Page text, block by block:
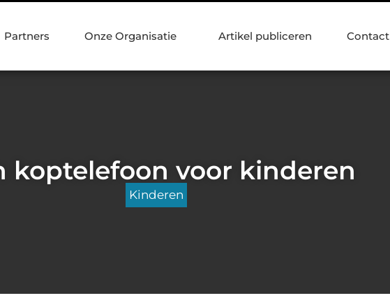
Partners Onze Organisatie Artikel publiceren Contact
koptelefoon voor kinderen
Kinderen